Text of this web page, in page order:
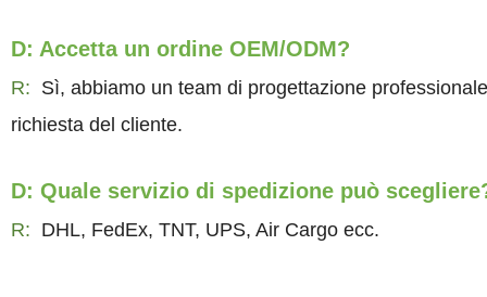
D: Accetta un ordine OEM/ODM?
R: Sì, abbiamo un team di progettazione
richiesta del cliente.
D: Quale servizio di spedizione può
R: DHL, FedEx, TNT, UPS, Air Cargo ecc.